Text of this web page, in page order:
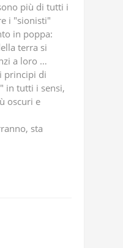
più di tutti i
i "sionisti"
in poppa:
terra si
a loro …
principi di
in tutti i sensi,
oscuri e
sta